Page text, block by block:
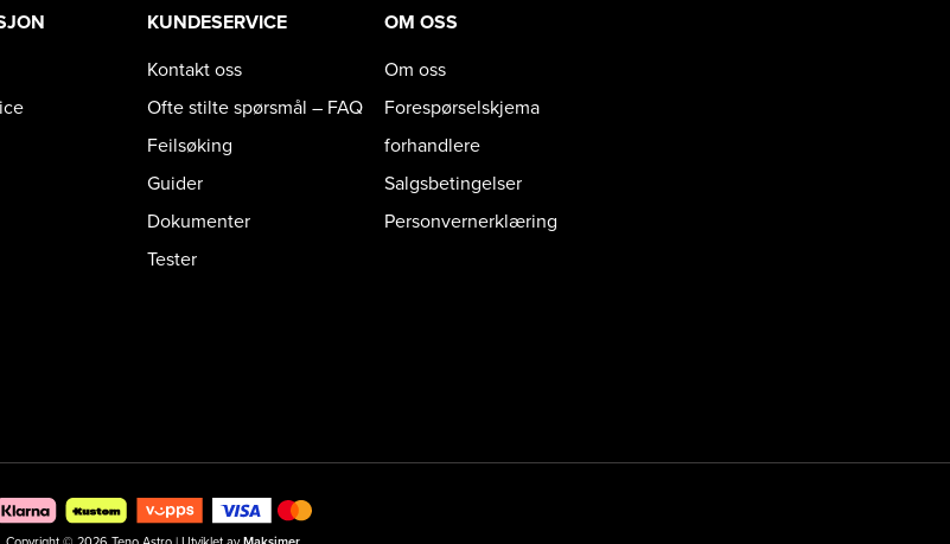
KUNDESERVICE
Kontakt oss
Ofte stilte spørsmål – FAQ
Feilsøking
Guider
Dokumenter
Tester
OM OSS
Om oss
Forespørselskjema
forhandlere
Salgsbetingelser
Personvernerklæring